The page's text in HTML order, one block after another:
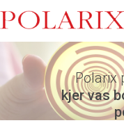
Polarix
kjer vas